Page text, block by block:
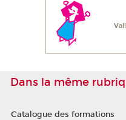
Dans la même
Catalogue des formations